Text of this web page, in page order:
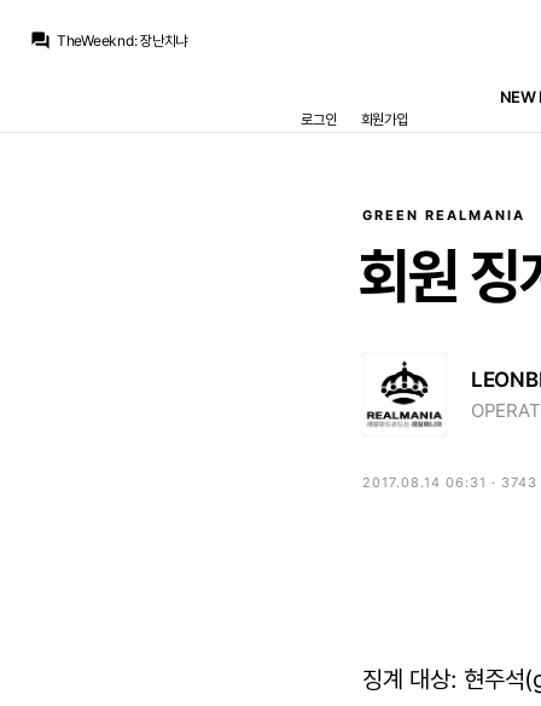
question_answer TheWeeknd:장난치냐
NEW
로그인 회원가입
GREEN REALMANIA
회원 징
2017.08.14 06:31 · 3743
징계 대상: 현주